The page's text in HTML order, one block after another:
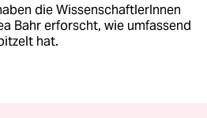
die WissenschaftlerInnen
Bahr erforscht, wie umfassend
hat.